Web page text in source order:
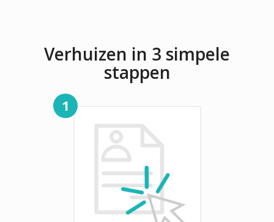
Verhuizen in 3 simpele
stappen
1